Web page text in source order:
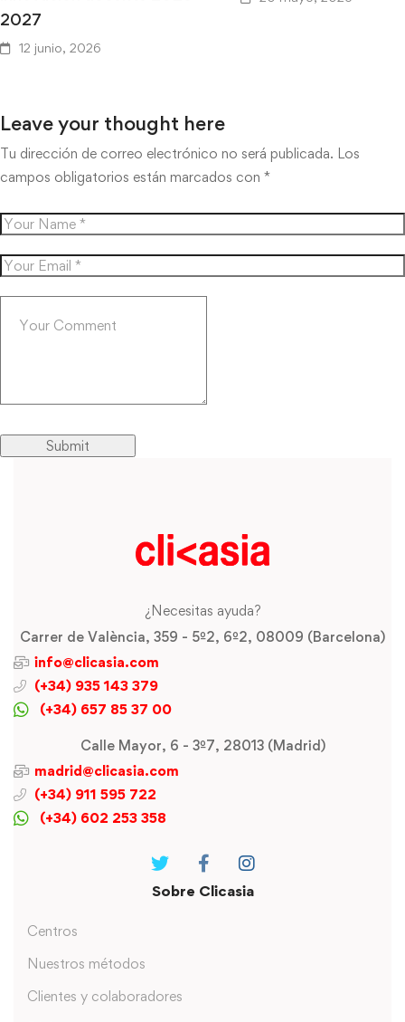
2027
12 junio, 2026
Leave your thought here
Tu dirección de correo electrónico no será publicada. Los
campos obligatorios están marcados con *
¿Necesitas ayuda?
Carrer de València, 359 - 5º2, 6º2, 08009 (Barcelona)
info@clicasia.com
(+34) 935 143 379
(+34) 657 85 37 00
Calle Mayor, 6 - 3º7, 28013 (Madrid)
madrid@clicasia.com
(+34) 911 595 722
(+34) 602 253 358
Sobre Clicasia
Centros
Nuestros métodos
Clientes y colaboradores